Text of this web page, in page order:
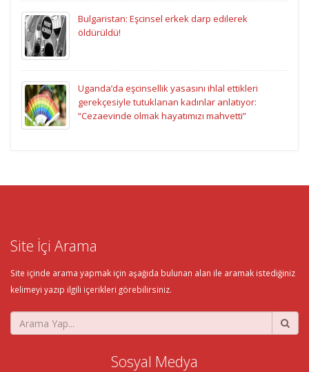
Bulgaristan: Eşcinsel erkek darp edilerek
öldürüldü!
Uganda’da eşcinsellik yasasını ihlal ettikleri
gerekçesiyle tutuklanan kadınlar anlatıyor:
“Cezaevinde olmak hayatımızı mahvetti”
Site İçi Arama
Site içinde arama yapmak için aşağıda bulunan alan ile aramak istediğiniz
kelimeyi yazıp ilgili içerikleri görebilirsiniz.
Sosyal Medya